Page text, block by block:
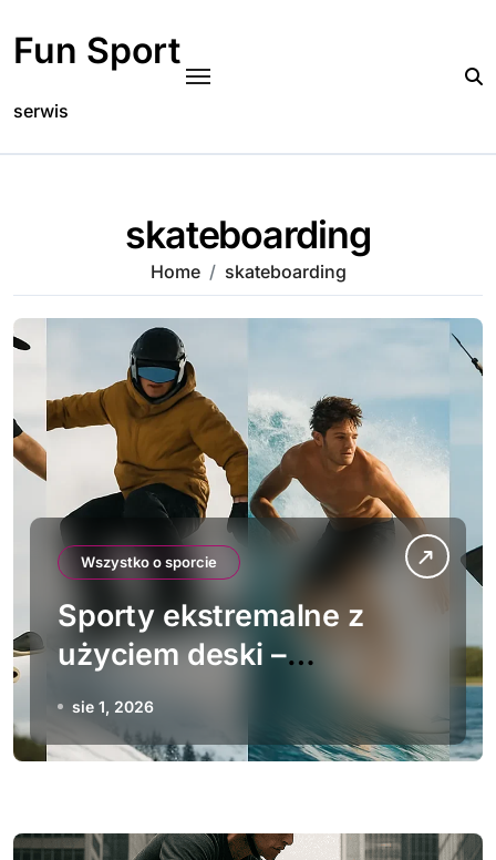
content
Fun Sport
serwis
skateboarding
Home skateboarding
Wszystko o sporcie
Sporty ekstremalne z
użyciem deski –
porównanie dyscyplin
sie 1, 2026